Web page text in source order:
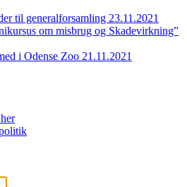
til generalforsamling 23.11.2021
om misbrug og Skadevirkning”
i Odense Zoo 21.11.2021